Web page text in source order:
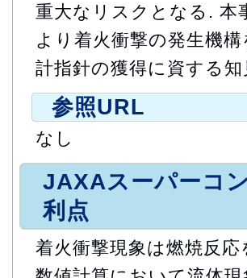
重大なリスクとなる. 本
より着火衝撃の発生機
計指針の獲得に資する
参照URL
なし
JAXAスーパーコ
利点
着火衝撃現象は燃焼反